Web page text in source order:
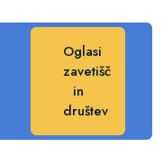
Oglasi
zavetišč
in
društev